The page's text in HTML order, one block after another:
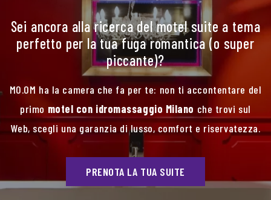
Sei ancora alla ricerca del motel suite a tema
perfetto per la tua fuga romantica (o super
piccante)?
MO.OM ha la camera che fa per te: non ti accontentare del
primo motel con idromassaggio Milano che trovi sul
Web, scegli una garanzia di lusso, comfort e riservatezza.
PRENOTA LA TUA SUITE